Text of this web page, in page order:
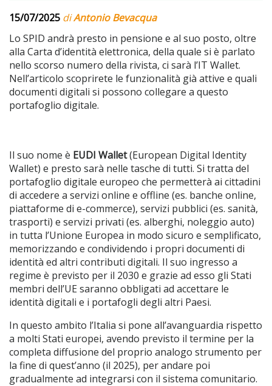
15/07/2025 diAntonio Bevacqua
Lo SPID andrà presto in pensione e al suo posto, oltre
alla Carta d’identità elettronica, della quale si è parlato
nello scorso numero della rivista, ci sarà l’IT Wallet.
Nell’articolo scoprirete le funzionalità già attive e quali
documenti digitali si possono collegare a questo
portafoglio digitale.
Il suo nome è EUDI Wallet(European Digital Identity
Wallet) e presto sarà nelle tasche di tutti. Si tratta del
portafoglio digitale europeo che permetterà ai cittadini
di accedere a servizi online e offline (es. banche online,
piattaforme di e-commerce), servizi pubblici (es. sanità,
trasporti) e servizi privati (es. alberghi, noleggio auto)
in tutta l’Unione Europea in modo sicuro e semplificato,
memorizzando e condividendo i propri documenti di
identità ed altri contributi digitali. Il suo ingresso a
regime è previsto per il 2030 e grazie ad esso gli Stati
membri dell’UE saranno obbligati ad accettare le
identità digitali e i portafogli degli altri Paesi.
In questo ambito l’Italia si pone all’avanguardia rispetto
a molti Stati europei, avendo previsto il termine per la
completa diffusione del proprio analogo strumento per
la fine di quest’anno (il 2025), per andare poi
gradualmente ad integrarsi con il sistema comunitario.